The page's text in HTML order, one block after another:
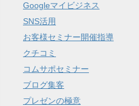
Googleマイビジネス
SNS活用
お客様セミナー開催指導
クチコミ
コムサポセミナー
ブログ集客
プレゼンの極意